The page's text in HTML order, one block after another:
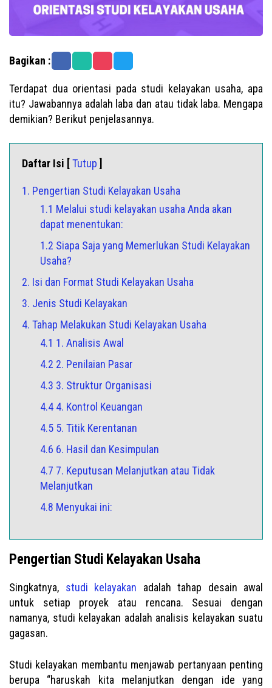
Bagikan :
Terdapat dua orientasi pada studi kelayakan usaha, apa
itu? Jawabannya adalah laba dan atau tidak laba. Mengapa
demikian? Berikut penjelasannya.
Daftar Isi [Tutup ]
1. Pengertian Studi Kelayakan Usaha
1.1 Melalui studi kelayakan usaha Anda akan
dapat menentukan:
1.2 Siapa Saja yang Memerlukan Studi Kelayakan
Usaha?
2. Isi dan Format Studi Kelayakan Usaha
3. Jenis Studi Kelayakan
4. Tahap Melakukan Studi Kelayakan Usaha
4.1 1. Analisis Awal
4.2 2. Penilaian Pasar
4.3 3. Struktur Organisasi
4.4 4. Kontrol Keuangan
4.5 5. Titik Kerentanan
4.6 6. Hasil dan Kesimpulan
4.7 7. Keputusan Melanjutkan atau Tidak
Melanjutkan
4.8 Menyukai ini:
Pengertian Studi Kelayakan Usaha
Singkatnya, studi kelayakan adalah tahap desain awal
untuk setiap proyek atau rencana. Sesuai dengan
namanya, studi kelayakan adalah analisis kelayakan suatu
gagasan.
Studi kelayakan membantu menjawab pertanyaan penting
berupa “haruskah kita melanjutkan dengan ide yang